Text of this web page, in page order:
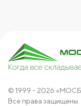
© 1999 - 2026
Все права защищены.